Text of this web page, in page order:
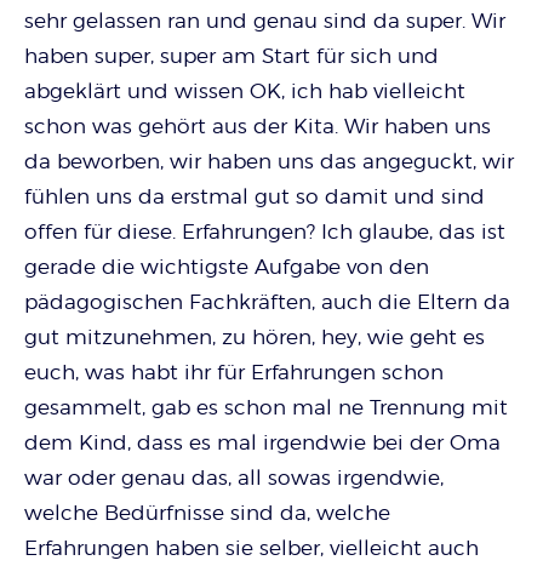
sehr gelassen ran und genau sind da super. Wir
haben super, super am Start für sich und
abgeklärt und wissen OK, ich hab vielleicht
schon was gehört aus der Kita. Wir haben uns
da beworben, wir haben uns das angeguckt, wir
fühlen uns da erstmal gut so damit und sind
offen für diese. Erfahrungen? Ich glaube, das ist
gerade die wichtigste Aufgabe von den
pädagogischen Fachkräften, auch die Eltern da
gut mitzunehmen, zu hören, hey, wie geht es
euch, was habt ihr für Erfahrungen schon
gesammelt, gab es schon mal ne Trennung mit
dem Kind, dass es mal irgendwie bei der Oma
war oder genau das, all sowas irgendwie,
welche Bedürfnisse sind da, welche
Erfahrungen haben sie selber, vielleicht auch